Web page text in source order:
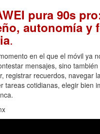
pura 90s
autonomía y
.
en el que el móvil ya
mensajes, sino
registrar recuerdos, navegar
tareas cotidianas, elegir bien